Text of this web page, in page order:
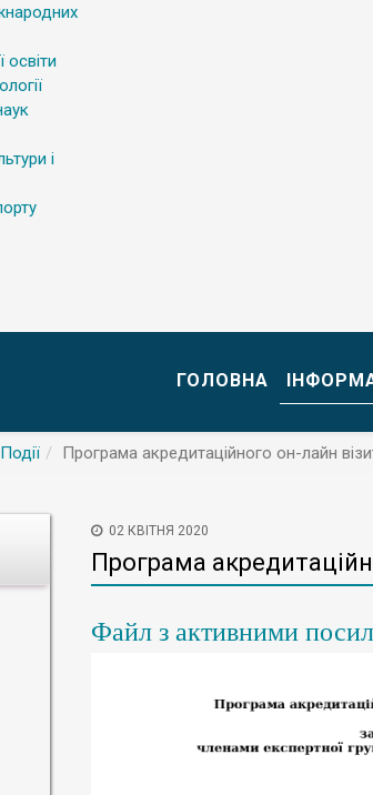
освіти
і
ГОЛОВНА
Події Програма акредитаційного он-лайн
02 КВІТНЯ 2020
Програма
Файл з активними